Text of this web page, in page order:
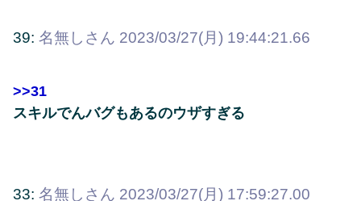
39: 名無しさん 2023/03/27(月) 19:44:21.66
>>31
スキルでんバグもあるのウザすぎる
33: 名無しさん 2023/03/27(月) 17:59:27.00